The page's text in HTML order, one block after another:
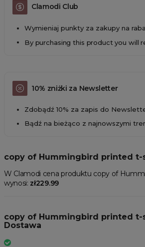
Clamodi Club
Wymieniaj punkty za zakupy na
By purchasing this product you will
10% zniżki za Newsletter
Zdobądź 10% za zapis do
Bądź na bieżąco z najnowszymi
copy of Hummingbird printed t-
W Clamodi cena produktu copy of
wynosi: zł229.99
copy of Hummingbird printed t-
Dostawa